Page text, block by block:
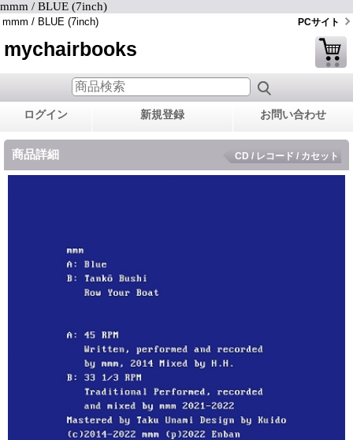
mmm / BLUE (7inch)
mmm / BLUE (7inch) PCサイト
mychairbooks
ログイン 新規登録 お問い合わせ
商品詳細 CD / レコード / カセット